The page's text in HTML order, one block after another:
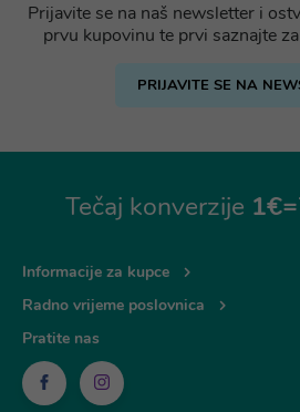
Prijavite se na naš newsletter i
prvu kupovinu te prvi saznajte
PRIJAVITE SE NA
Tečaj konverzije
Informacije za kupce
Radno vrijeme poslovnica
Pratite nas